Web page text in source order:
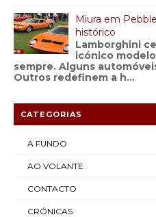
Miura em
histórico
Lamborghini
icónico
sempre. Alguns
Outros redefinem a h...
CATEGORIAS
A FUNDO
AO VOLANTE
CONTACTO
CRÓNICAS